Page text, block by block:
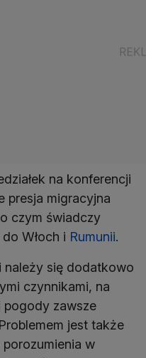
na konferencji
presja migracyjna
czym świadczy
Włoch i Rumunii.
należy się dodatkowo
czynnikami, na
pogody zawsze
jest także
w